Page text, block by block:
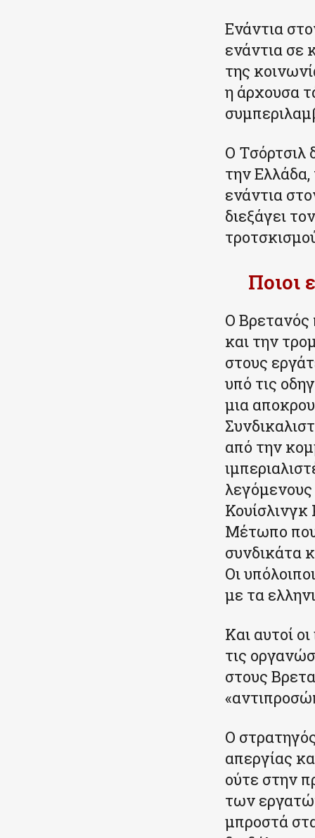
Ενάντια
ενάντια σε
της
η άρχουσα
Ο Τσόρτσιλ
την Ελλάδα,
ενάντια
διεξάγει
Ποιοι
Ο Βρετανός
και την
στους
υπό τις
μια
από την
Μέτωπο
συνδικάτα
Οι
με τα
Και αυτοί
τις
στους
Ο
απεργίας
ούτε στην
των
μπροστά